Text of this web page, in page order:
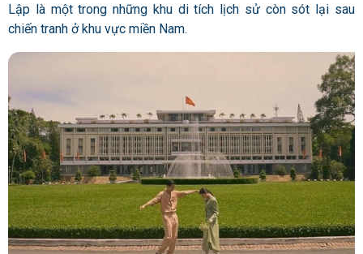
Lập là một trong những khu di tích lịch sử còn sót lại sau
chiến tranh ở khu vực miền Nam.